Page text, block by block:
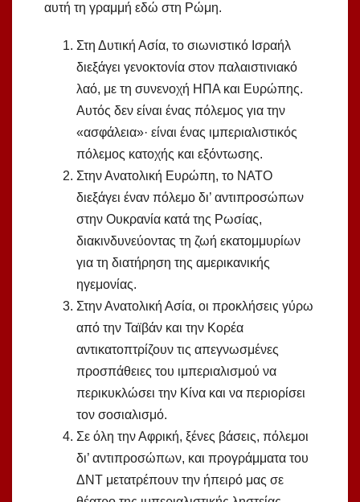
αυτή τη γραμμή εδώ στη Ρώμη.
Στη Δυτική Ασία, το σιωνιστικό Ισραήλ
διεξάγει γενοκτονία στον παλαιστινιακό
λαό, με τη συνενοχή ΗΠΑ και Ευρώπης.
Αυτός δεν είναι ένας πόλεμος για την
«ασφάλεια»· είναι ένας ιμπεριαλιστικός
πόλεμος κατοχής και εξόντωσης.
Στην Ανατολική Ευρώπη, το ΝΑΤΟ
διεξάγει έναν πόλεμο δι’ αντιπροσώπων
στην Ουκρανία κατά της Ρωσίας,
διακινδυνεύοντας τη ζωή εκατομμυρίων
για τη διατήρηση της αμερικανικής
ηγεμονίας.
Στην Ανατολική Ασία, οι προκλήσεις γύρω
από την Ταϊβάν και την Κορέα
αντικατοπτρίζουν τις απεγνωσμένες
προσπάθειες του ιμπεριαλισμού να
περικυκλώσει την Κίνα και να περιορίσει
τον σοσιαλισμό.
Σε όλη την Αφρική, ξένες βάσεις, πόλεμοι
δι’ αντιπροσώπων, και προγράμματα του
ΔΝΤ μετατρέπουν την ήπειρό μας σε